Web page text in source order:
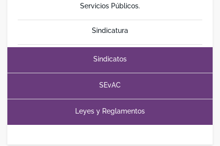
Servicios Públicos.
Sindicatura
Sindicatos
SEvAC
Leyes y Reglamentos